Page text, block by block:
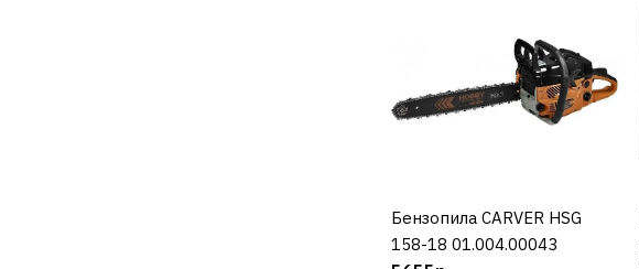
КУПИТЬ
Бензопила CARVER HSG
158-18 01.004.00043